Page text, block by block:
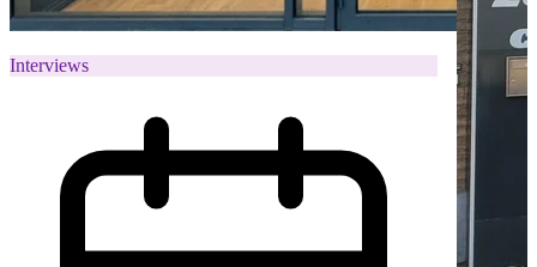
Interviews